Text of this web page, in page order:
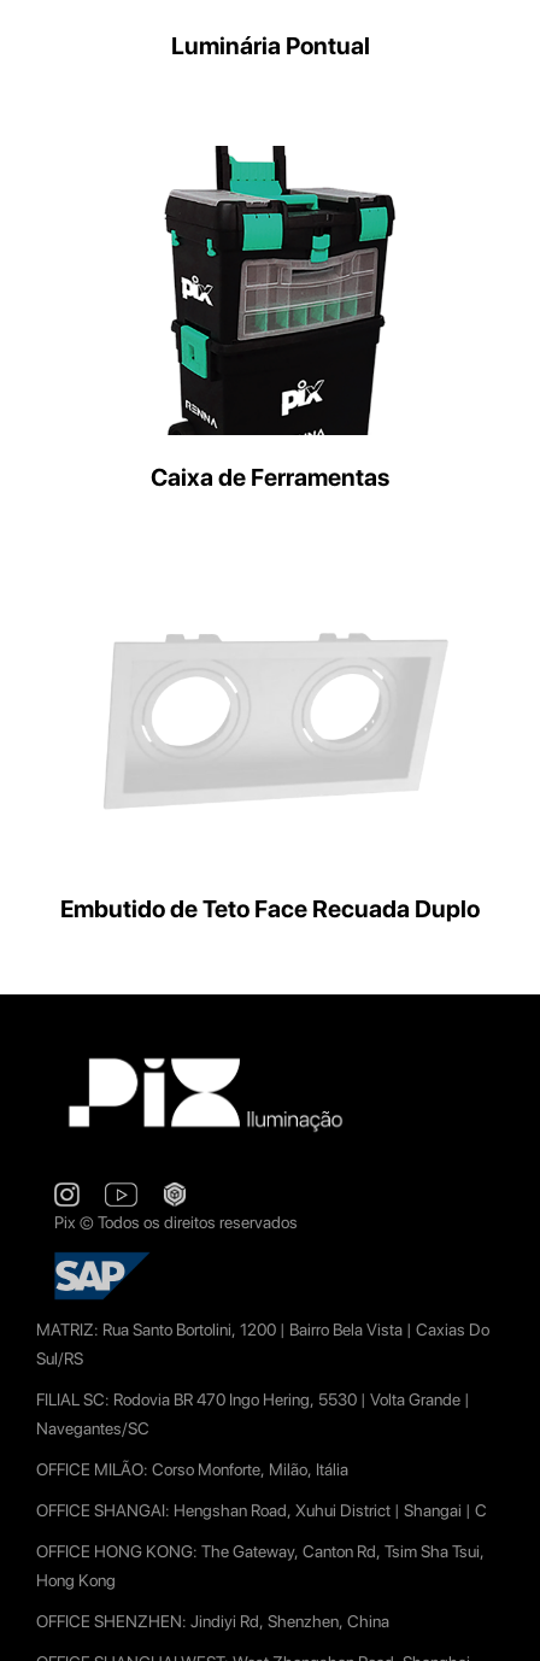
Luminária Pontual
Caixa de Ferramentas
Embutido de Teto Face Recuada Duplo
Pix © Todos os direitos reservados
MATRIZ: Rua Santo Bortolini, 1200 | Bairro Bela Vista | Caxias Do
Sul/RS
FILIAL SC: Rodovia BR 470 Ingo Hering, 5530 | Volta Grande |
Navegantes/SC
OFFICE MILÃO: Corso Monforte, Milão, Itália
OFFICE SHANGAI: Hengshan Road, Xuhui District | Shangai | C
OFFICE HONG KONG: The Gateway, Canton Rd, Tsim Sha Tsui,
Hong Kong
OFFICE SHENZHEN: Jindiyi Rd, Shenzhen, China